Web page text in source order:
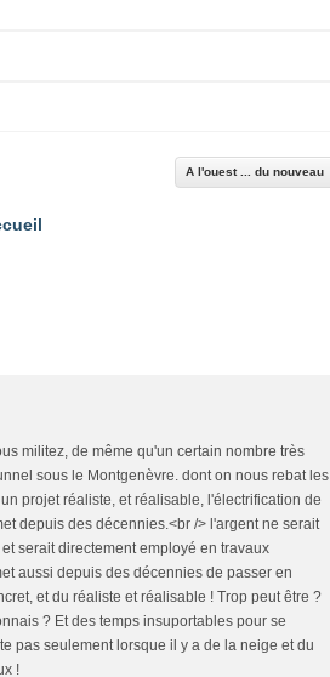
A l'ouest ... du nouveau
militez, de même qu'un certain nombre très
sous le Montgenèvre. dont on nous rebat les
projet réaliste, et réalisable, l'électrification de
depuis des décennies.<br /> l'argent ne serait
serait directement employé en travaux
aussi depuis des décennies de passer en
et du réaliste et réalisable ! Trop peut être ?
? Et des temps insuportables pour se
pas seulement lorsque il y a de la neige et du
!